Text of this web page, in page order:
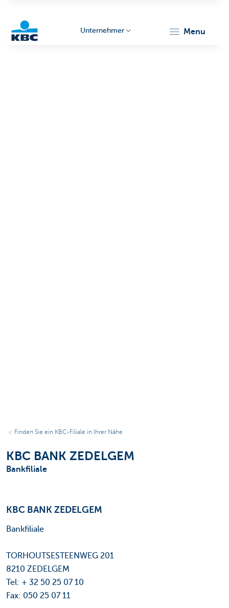
Unternehmer menu
Finden Sie ein KBC-Filiale in Ihrer Nähe
KBC BANK ZEDELGEM
Bankfiliale
KBC BANK ZEDELGEM
Bankfiliale
TORHOUTSESTEENWEG 201
8210 ZEDELGEM
Tel: + 32 50 25 07 10
Fax: 050 25 07 11